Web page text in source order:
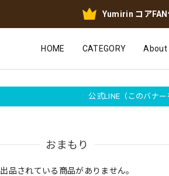
Yumirin コア
HOME CATEGORY About
公式LINE（このバナー
おまもり
出品されている商品がありません。